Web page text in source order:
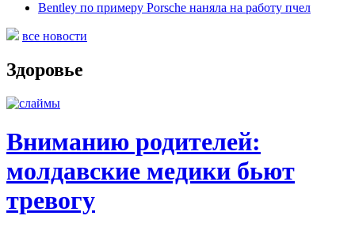
Bentley по примеру Porsche наняла на работу пчел
все новости
Здоровье
Вниманию родителей:
молдавские медики бьют
тревогу